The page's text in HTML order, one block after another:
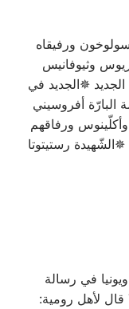
ورفيقاه
وثيوفانيس
الجديد ✵الجديد في
البارّة أفروسيني
ورفاقهم
رستيتوتا
في رسالة
الرَّسول بولس إلى أهل رومية. ففي 16: 7 قال لأهل رومية: